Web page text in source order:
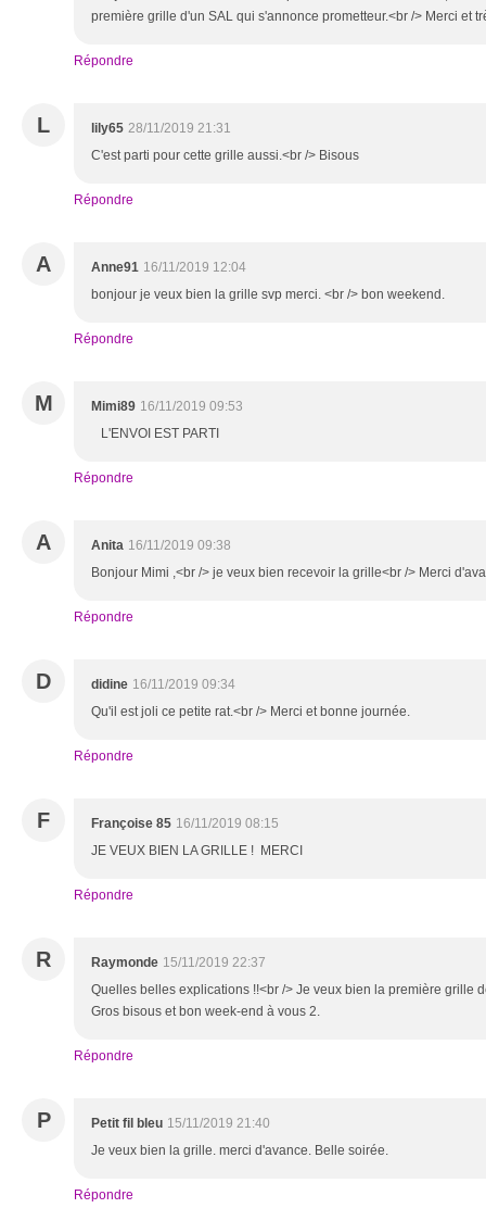
première grille d'un SAL qui s'annonce prometteur.<br /> Merci et
Répondre
L lily65 28/11/2019 21:31
C'est parti pour cette grille aussi.<br /> Bisous
Répondre
A Anne91 16/11/2019 12:04
bonjour je veux bien la grille svp merci. <br /> bon weekend.
Répondre
M Mimi89 16/11/2019 09:53
L'ENVOI EST PARTI
Répondre
A Anita 16/11/2019 09:38
Bonjour Mimi ,<br /> je veux bien recevoir la grille<br /> Merci
Répondre
D didine 16/11/2019 09:34
Qu'il est joli ce petite rat.<br /> Merci et bonne journée.
Répondre
F Françoise 85 16/11/2019 08:15
JE VEUX BIEN LA GRILLE ! MERCI
Répondre
R Raymonde 15/11/2019 22:37
Quelles belles explications !!<br /> Je veux bien la première grille
Gros bisous et bon week-end à vous 2.
Répondre
P Petit fil bleu 15/11/2019 21:40
Je veux bien la grille. merci d'avance. Belle soirée.
Répondre